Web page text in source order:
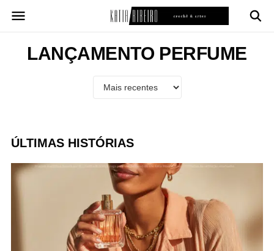
para
conteúdoLANÇAMENTO PERFUME
ÚLTIMAS HISTÓRIAS